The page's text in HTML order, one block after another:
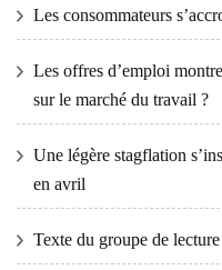
Les consommateurs
Les offres d’emploi
sur le marché du travail ?
Une légère stagflation
en avril
Texte du groupe de